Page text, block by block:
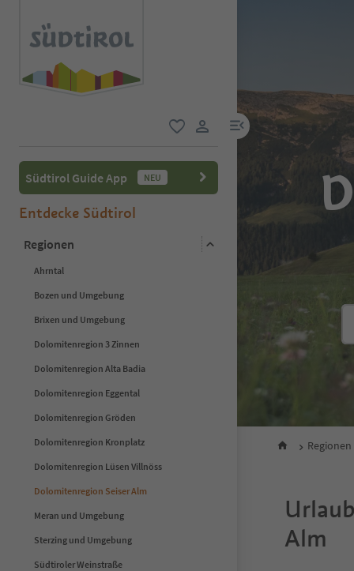
user link
menu link
Südtirol Guide App NEU
Entdecke Südtirol
Regionen
Ahrntal
Bozen und Umgebung
Brixen und Umgebung
Dolomitenregion 3 Zinnen
Dolomitenregion Alta Badia
Dolomitenregion Eggental
Dolomitenregion Gröden
Dolomitenregion Kronplatz
Dolomitenregion Lüsen Villnöss
Dolomitenregion Seiser Alm
Meran und Umgebung
Sterzing und Umgebung
Südtiroler Weinstraße
Regionen
Alm